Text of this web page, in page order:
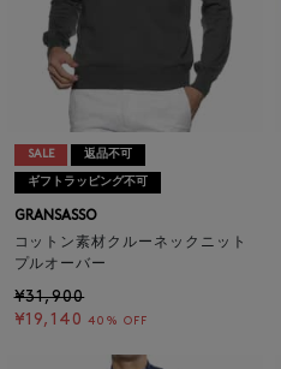
SALE 返品不可
ギフトラッピング不可
GRANSASSO
コットン素材クルーネックニット
プルオーバー
¥31,900
¥19,140 40% OFF